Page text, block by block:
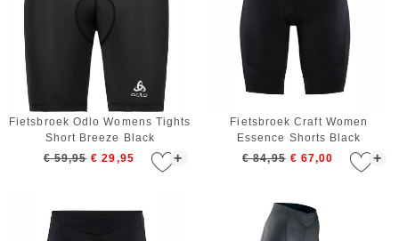
+
Fietsbroek Odlo Womens Tights
Short Breeze Black
€ 59,95 € 29,95 +
Fietsbroek Craft Women
Essence Shorts Black
€ 84,95 € 67,00